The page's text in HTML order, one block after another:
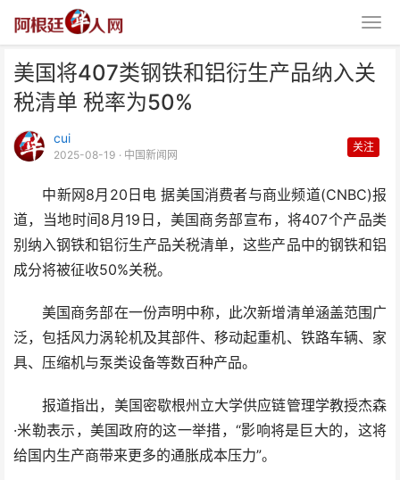
美国将407类钢铁和铝衍生产品纳入关
税清单 税率为50%
cui
2025-08-19 · 中国新闻网
关注
中新网8月20日电 据美国消费者与商业频道(CNBC)报
道，当地时间8月19日，美国商务部宣布，将407个产品类
别纳入钢铁和铝衍生产品关税清单，这些产品中的钢铁和铝
成分将被征收50%关税。
美国商务部在一份声明中称，此次新增清单涵盖范围广
泛，包括风力涡轮机及其部件、移动起重机、铁路车辆、家
具、压缩机与泵类设备等数百种产品。
报道指出，美国密歇根州立大学供应链管理学教授杰森
·米勒表示，美国政府的这一举措，“影响将是巨大的，这将
给国内生产商带来更多的通胀成本压力”。
美国将407类钢铁和铝衍生产品纳
入关税清单 税率为5